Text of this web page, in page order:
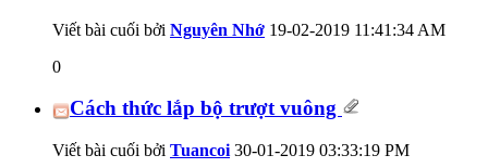
Viết bài cuối bởi Nguyên Nhớ 19-02-2019 11:41:34 AM
0
Cách thức lắp bộ trượt vuông
Viết bài cuối bởi Tuancoi 30-01-2019 03:33:19 PM